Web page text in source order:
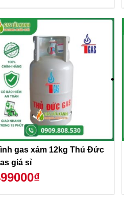
gas xám 12kg Thủ Đức
giá sỉ